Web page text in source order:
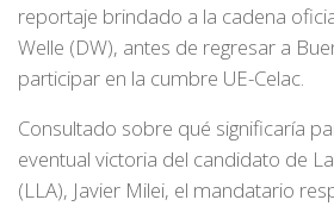
reportaje brindado a la cadena
Welle (DW), antes de regresar a
participar en la cumbre UE-Celac.
Consultado sobre qué significaría
eventual victoria del candidato de
(LLA), Javier Milei, el mandatario